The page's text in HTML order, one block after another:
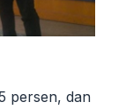
persen, dan